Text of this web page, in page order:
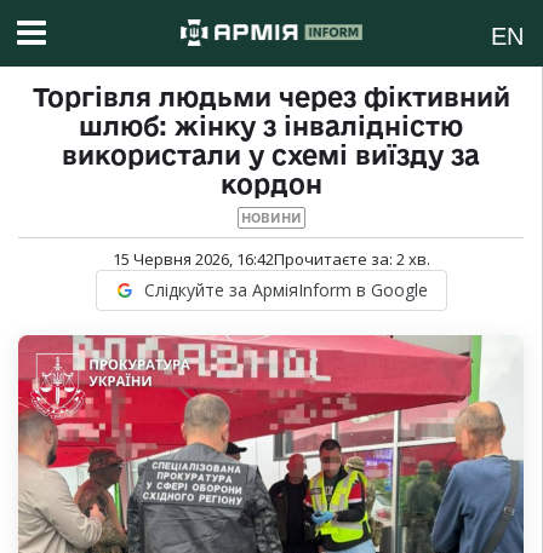
EN
Торгівля людьми через фіктивний
шлюб: жінку з інвалідністю
використали у схемі виїзду за
кордон
НОВИНИ
15 Червня 2026, 16:42Прочитаєте за: 2хв.
Слідкуйте за АрміяInform в Google